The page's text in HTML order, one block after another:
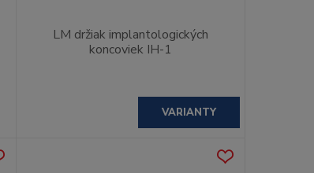
LM držiak implantologických
koncoviek IH-1
VARIANTY